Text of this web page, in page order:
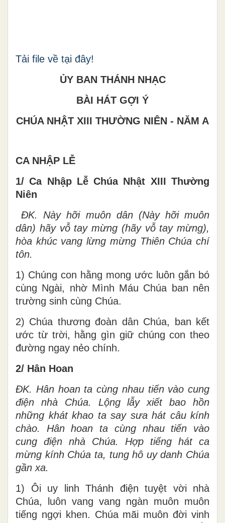
Tải file về tại đây!
ỦY BAN THÁNH NHẠC
BÀI HÁT GỢI Ý
CHÚA NHẬT XIII THƯỜNG NIÊN - NĂM A
CA NHẬP LỄ
1/ Ca Nhập Lễ Chúa Nhật XIII Thường
Niên
ĐK.
Này hỡi muôn dân (Này hỡi muôn
dân) hãy vỗ tay mừng (hãy vỗ tay mừng),
hòa khúc vang lừng mừng Thiên Chúa chí
tôn.
1) Chúng con hằng mong ước luôn gắn bó
cùng Ngài, nhờ Mình Máu Chúa ban nên
trường sinh cùng Chúa.
2) Chúa thương đoàn dân Chúa, ban kết
ước từ trời, hằng gìn giữ chúng con theo
đường ngay nẻo chính.
2/ Hân Hoan
ĐK. Hân hoan ta cùng nhau tiến vào cung
điện nhà Chúa. Lộng lẫy xiết bao hồn
những khát khao ta say sưa hát câu kính
chào. Hân hoan ta cùng nhau tiến vào
cung điện nhà Chúa. Hợp tiếng hát ca
mừng kính Chúa ta, tung hô uy danh Chúa
gần xa.
1) Ôi uy linh Thánh điện tuyệt vời nhà
Chúa, luôn vang vang ngàn muôn muôn
tiếng ngợi khen. Chúa mãi muôn đời vinh